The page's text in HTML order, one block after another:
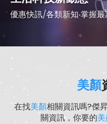
優惠快訊/各類新知‧掌握
美顏
在找美顏相關資訊嗎?傑
關資訊，你要的